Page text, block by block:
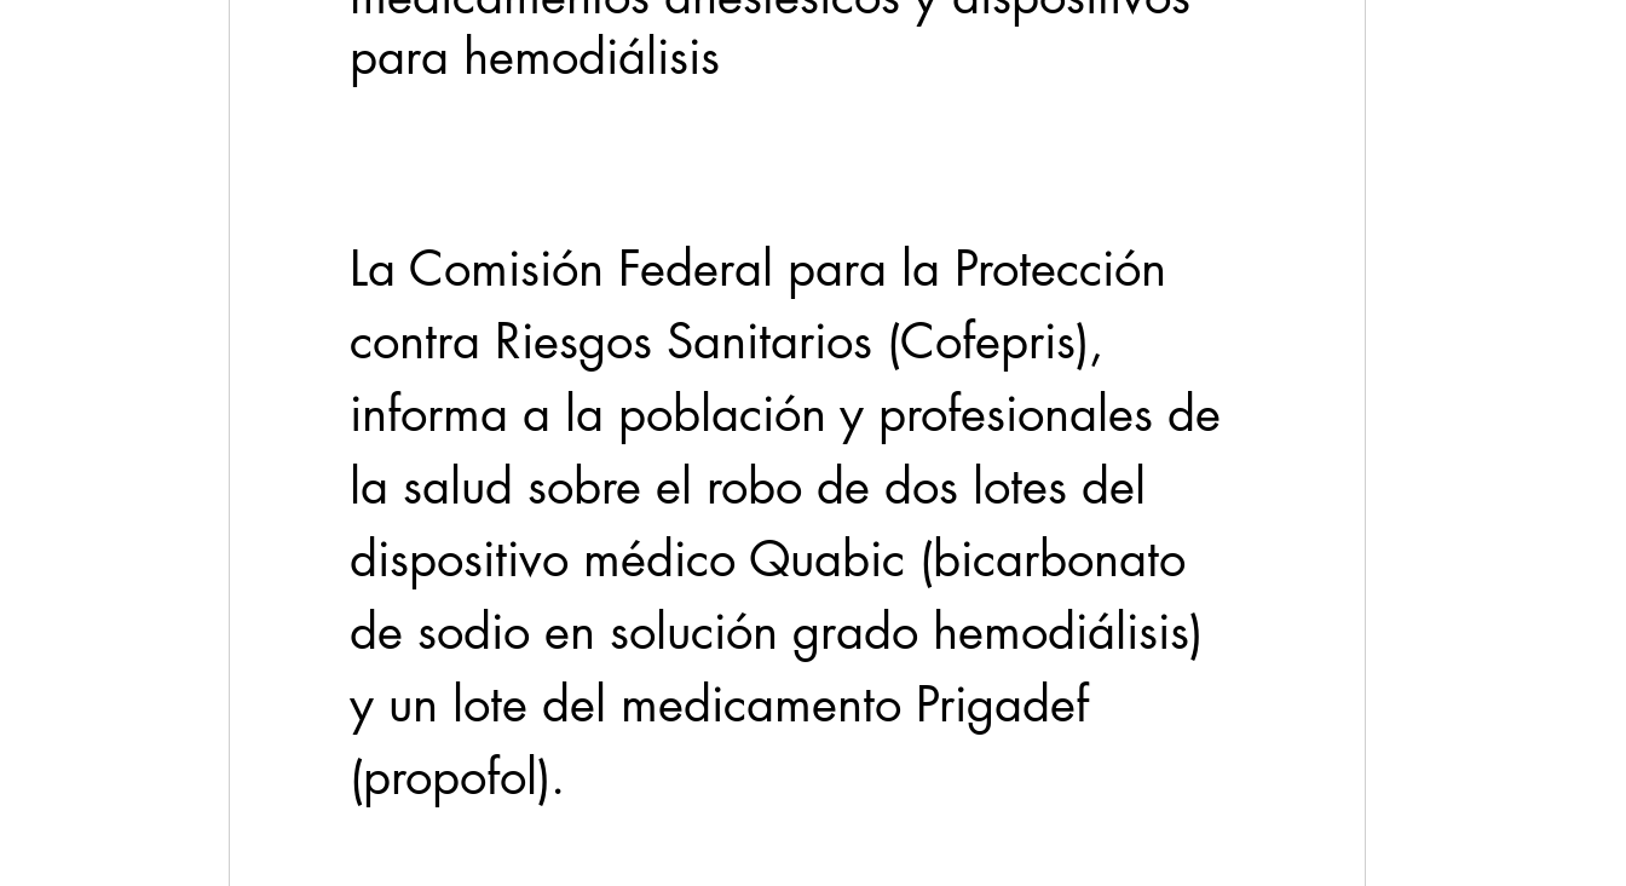
Cadereyta
para hemodiálisis
La Comisión Federal para la Protección
contra Riesgos Sanitarios (Cofepris),
informa a la población y profesionales de
la salud sobre el robo de dos lotes del
dispositivo médico Quabic (bicarbonato
de sodio en solución grado hemodiálisis)
y un lote del medicamento Prigadef
(propofol).